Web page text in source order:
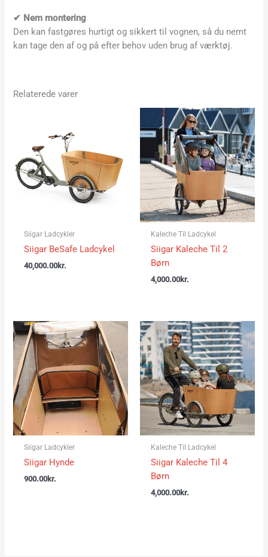
✔ Nem montering
Den kan fastgøres hurtigt og sikkert til vognen, så du nemt
kan tage den af og på efter behov uden brug af værktøj.
Relaterede varer
Siigar Ladcykler
Siigar BeSafe Ladcykel
40,000.00kr.
Kaleche Til Ladcykel
Siigar Kaleche Til 2
Børn
4,000.00kr.
Siigar Ladcykler
Siigar Hynde
900.00kr.
Kaleche Til Ladcykel
Siigar Kaleche Til 4
Børn
4,000.00kr.